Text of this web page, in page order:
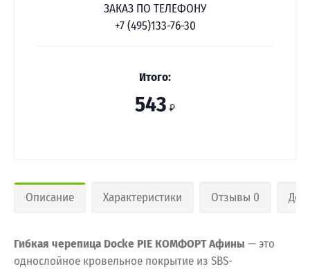
ЗАКАЗ ПО ТЕЛЕФОНУ
+7 (495)133-76-30
Итого:
543 ₽
Описание Характеристики Отзывы 0
Гибкая черепица Docke PIE КОМФОРТ Афины — это
однослойное кровельное покрытие из SBS-